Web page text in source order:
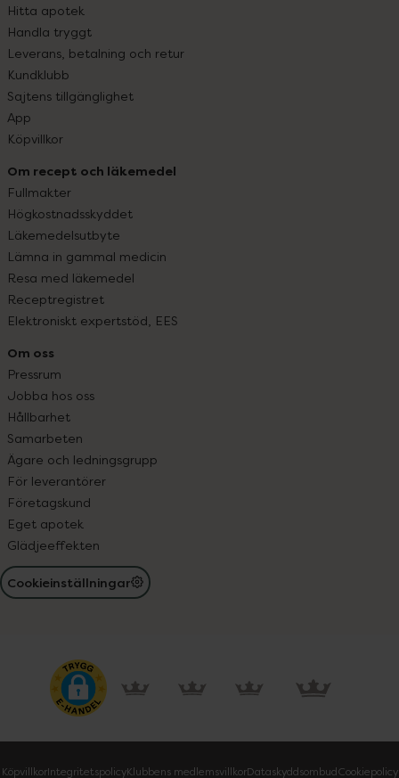
Hitta apotek
Handla tryggt
Leverans, betalning och retur
Kundklubb
Sajtens tillgänglighet
App
Köpvillkor
Om recept och läkemedel
Fullmakter
Högkostnadsskyddet
Läkemedelsutbyte
Lämna in gammal medicin
Resa med läkemedel
Receptregistret
Elektroniskt expertstöd, EES
Om oss
Pressrum
Jobba hos oss
Hållbarhet
Samarbeten
Ägare och ledningsgrupp
För leverantörer
Företagskund
Eget apotek
Glädjeeffekten
Cookieinställningar
KöpvillkorIntegritetspolicyKlubbens medlemsvillkorDataskyddsombudCookiepolicy